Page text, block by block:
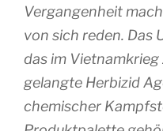
Vergangenheit
von sich reden. Das
das im
gelangte Herbizid
chemischer